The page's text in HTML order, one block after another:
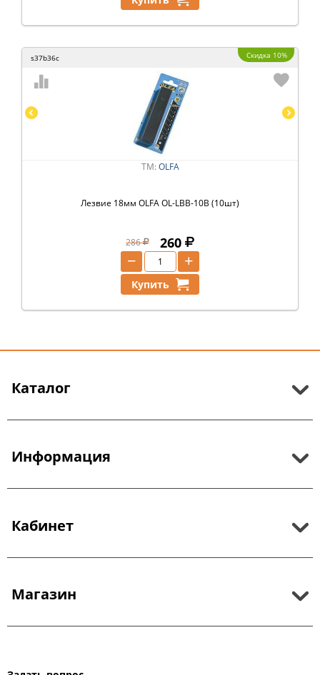
s37b36c Скидка 10%
ТМ: OLFA
Лезвие 18мм OLFA OL-LBB-10B (10шт)
286 260
+
−
Купить
Каталог
Информация
Кабинет
Магазин